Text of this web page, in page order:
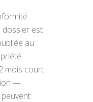
dossier est
au
mois court
—